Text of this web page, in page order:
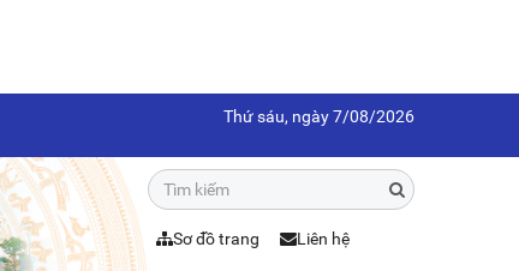
Thứ sáu, ngày 7/08/2026
Sơ đồ trang Liên hệ